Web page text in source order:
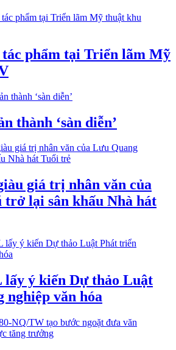
phẩm tại Triển lãm Mỹ
thành ‘sàn diễn’
giá trị nhân văn của
lại sân khấu Nhà hát
ý kiến Dự thảo Luật
nghiệp văn hóa